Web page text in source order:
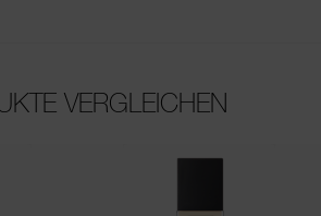
VERGLEICHEN